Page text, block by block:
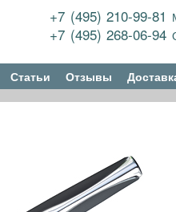
+7 (495) 210-99-81
+7 (495) 268-06-94
Статьи Отзывы